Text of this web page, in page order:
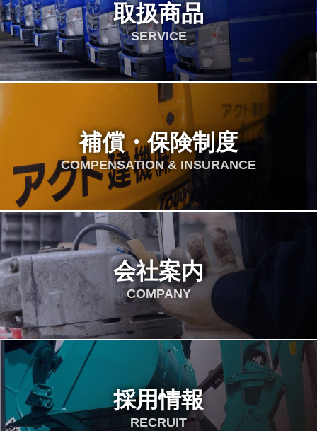
取扱商品
SERVICE
補償・保険制度
COMPENSATION & INSURANCE
会社案内
COMPANY
採用情報
RECRUIT